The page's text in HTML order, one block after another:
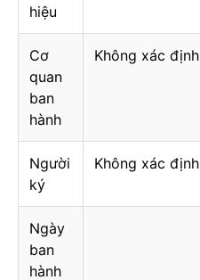
hiệu
Cơ
quan
ban
hành
Không xác định
Người
ký
Không xác định
Ngày
ban
hành